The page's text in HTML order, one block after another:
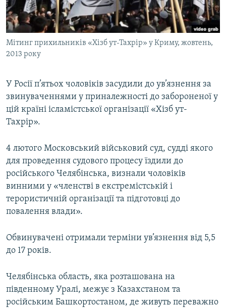
ВІДЕОУРОКИ «ELIFBE»
СВІДЧЕННЯ ОКУПАЦІЇ
УКРАЇНСЬКА ПРОБЛЕМА КРИМУ
Русский
Qırımtatar
Усі сайти RFE/RL
Мітинг прихильників «Хізб ут-Тахрір» у Криму, жовтень,
2013 року
У Росії п’ятьох чоловіків засудили до ув’язнення за
звинуваченнями у приналежності до забороненої у
цій країні ісламістської організації «Хізб ут-
Тахрір».
4 лютого Московський військовий суд, судді якого
для проведення судового процесу їздили до
російського Челябінська, визнали чоловіків
винними у «членстві в екстремістській і
терористичній організації та підготовці до
повалення влади».
Обвинувачені отримали терміни ув’язнення від 5,5
до 17 років.
Челябінська область, яка розташована на
південному Уралі, межує з Казахстаном та
російським Башкортостаном, де живуть переважно